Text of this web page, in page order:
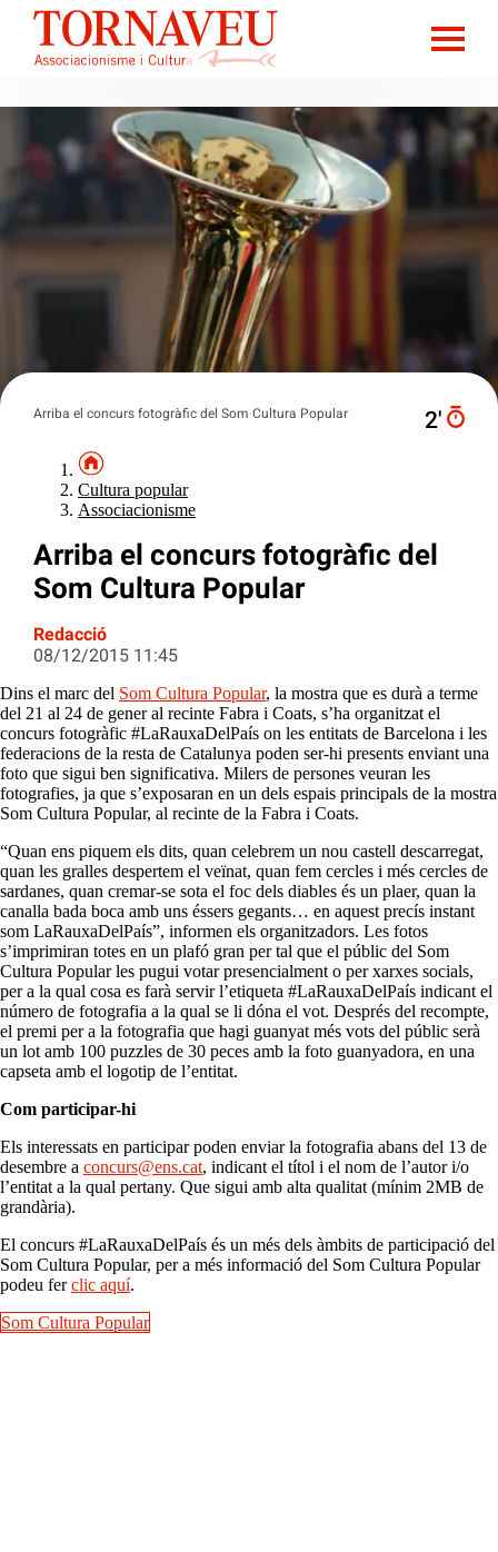
Arriba el concurs fotogràfic del Som Cultura Popular 2′
Cultura popular
Associacionisme
Arriba el concurs fotogràfic del
Som Cultura Popular
Redacció
08/12/2015 11:45
Dins el marc del Som Cultura Popular, la mostra que es durà a terme
del 21 al 24 de gener al recinte Fabra i Coats, s’ha organitzat el
concurs fotogràfic #LaRauxaDelPaís on les entitats de Barcelona i les
federacions de la resta de Catalunya poden ser-hi presents enviant una
foto que sigui ben significativa. Milers de persones veuran les
fotografies, ja que s’exposaran en un dels espais principals de la mostra
Som Cultura Popular, al recinte de la Fabra i Coats.
“Quan ens piquem els dits, quan celebrem un nou castell descarregat,
quan les gralles despertem el veïnat, quan fem cercles i més cercles de
sardanes, quan cremar-se sota el foc dels diables és un plaer, quan la
canalla bada boca amb uns éssers gegants… en aquest precís instant
som LaRauxaDelPaís”, informen els organitzadors. Les fotos
s’imprimiran totes en un plafó gran per tal que el públic del Som
Cultura Popular les pugui votar presencialment o per xarxes socials,
per a la qual cosa es farà servir l’etiqueta #LaRauxaDelPaís indicant el
número de fotografia a la qual se li dóna el vot. Després del recompte,
el premi per a la fotografia que hagi guanyat més vots del públic serà
un lot amb 100 puzzles de 30 peces amb la foto guanyadora, en una
capseta amb el logotip de l’entitat.
Com participar-hi
Els interessats en participar poden enviar la fotografia abans del 13 de
desembre a concurs@ens.cat, indicant el títol i el nom de l’autor i/o
l’entitat a la qual pertany. Que sigui amb alta qualitat (mínim 2MB de
grandària).
El concurs #LaRauxaDelPaís és un més dels àmbits de participació del
Som Cultura Popular, per a més informació del Som Cultura Popular
podeu ferclic aquí.
Som Cultura Popular